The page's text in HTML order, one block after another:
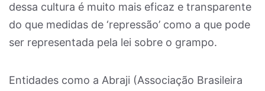
dessa cultura é muito mais eficaz e transparente
do que medidas de ‘repressão’ como a que pode
ser representada pela lei sobre o grampo.
Entidades como a Abraji (Associação Brasileira